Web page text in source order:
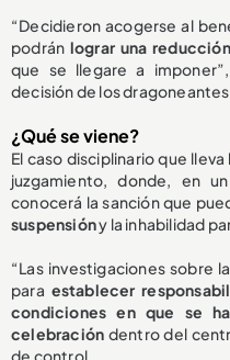
“Decidieron acogerse al
podrán lograr una
que se llegare a
decisión de los
¿Qué se viene?
El caso disciplinario que lleva
juzgamiento, donde, en
conocerá la sanción que
suspensióny la inhabilidad
“Las investigaciones sobre
para establecer
condiciones en que se
celebración dentro del
de control.